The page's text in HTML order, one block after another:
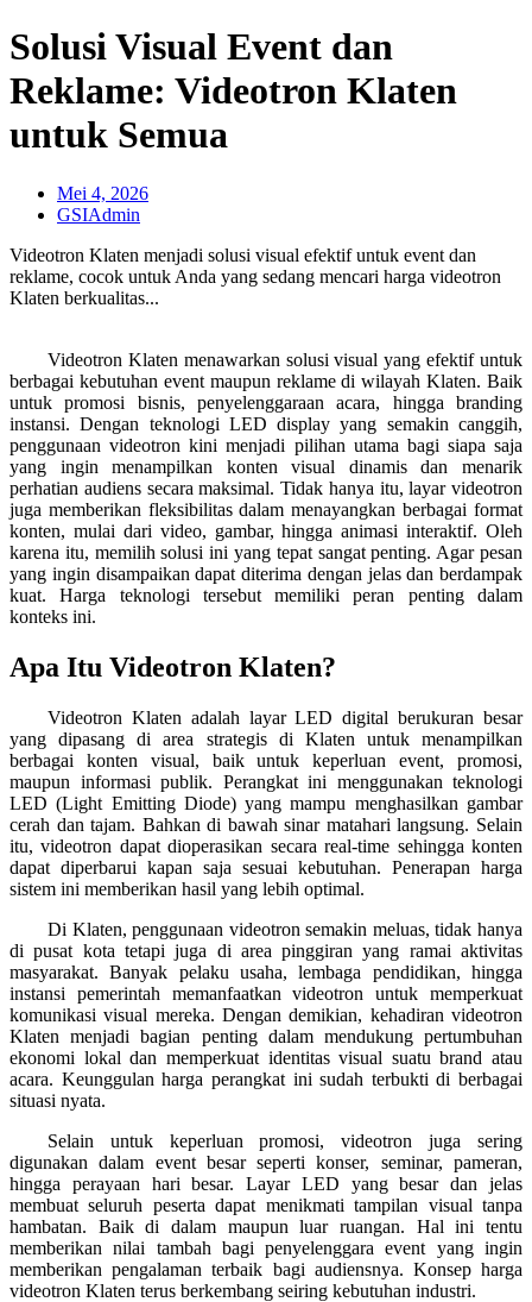
Solusi Visual Event dan
Reklame: Videotron Klaten
untuk Semua
Mei 4, 2026
GSIAdmin
Videotron Klaten menjadi solusi visual efektif untuk event dan
reklame, cocok untuk Anda yang sedang mencari harga videotron
Klaten berkualitas...
Videotron Klaten menawarkan solusi visual yang efektif untuk
berbagai kebutuhan event maupun reklame di wilayah Klaten. Baik
untuk promosi bisnis, penyelenggaraan acara, hingga branding
instansi. Dengan teknologi LED display yang semakin canggih,
penggunaan videotron kini menjadi pilihan utama bagi siapa saja
yang ingin menampilkan konten visual dinamis dan menarik
perhatian audiens secara maksimal. Tidak hanya itu, layar videotron
juga memberikan fleksibilitas dalam menayangkan berbagai format
konten, mulai dari video, gambar, hingga animasi interaktif. Oleh
karena itu, memilih solusi ini yang tepat sangat penting. Agar pesan
yang ingin disampaikan dapat diterima dengan jelas dan berdampak
kuat. Harga teknologi tersebut memiliki peran penting dalam
konteks ini.
Apa Itu Videotron Klaten?
Videotron Klaten adalah layar LED digital berukuran besar
yang dipasang di area strategis di Klaten untuk menampilkan
berbagai konten visual, baik untuk keperluan event, promosi,
maupun informasi publik. Perangkat ini menggunakan teknologi
LED (Light Emitting Diode) yang mampu menghasilkan gambar
cerah dan tajam. Bahkan di bawah sinar matahari langsung. Selain
itu, videotron dapat dioperasikan secara real-time sehingga konten
dapat diperbarui kapan saja sesuai kebutuhan. Penerapan harga
sistem ini memberikan hasil yang lebih optimal.
Di Klaten, penggunaan videotron semakin meluas, tidak hanya
di pusat kota tetapi juga di area pinggiran yang ramai aktivitas
masyarakat. Banyak pelaku usaha, lembaga pendidikan, hingga
instansi pemerintah memanfaatkan videotron untuk memperkuat
komunikasi visual mereka. Dengan demikian, kehadiran videotron
Klaten menjadi bagian penting dalam mendukung pertumbuhan
ekonomi lokal dan memperkuat identitas visual suatu brand atau
acara. Keunggulan harga perangkat ini sudah terbukti di berbagai
situasi nyata.
Selain untuk keperluan promosi, videotron juga sering
digunakan dalam event besar seperti konser, seminar, pameran,
hingga perayaan hari besar. Layar LED yang besar dan jelas
membuat seluruh peserta dapat menikmati tampilan visual tanpa
hambatan. Baik di dalam maupun luar ruangan. Hal ini tentu
memberikan nilai tambah bagi penyelenggara event yang ingin
memberikan pengalaman terbaik bagi audiensnya. Konsep harga
videotron Klaten terus berkembang seiring kebutuhan industri.